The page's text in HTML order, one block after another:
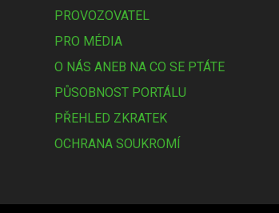
PROVOZOVATEL
PRO MÉDIA
O NÁS ANEB NA CO SE PTÁTE
PŮSOBNOST PORTÁLU
PŘEHLED ZKRATEK
OCHRANA SOUKROMÍ